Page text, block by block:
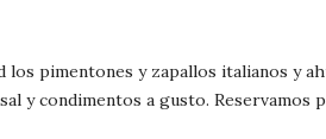
pimentones y zapallos italianos y
y condimentos a gusto. Reservamos